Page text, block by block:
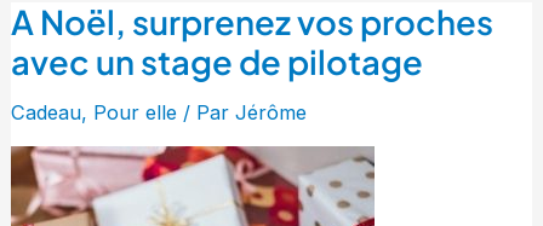
A Noël, surprenez vos proches
avec un stage de pilotage
Cadeau, Pour elle/ Par Jérôme
A
surprenez
vos
proches
avec
un